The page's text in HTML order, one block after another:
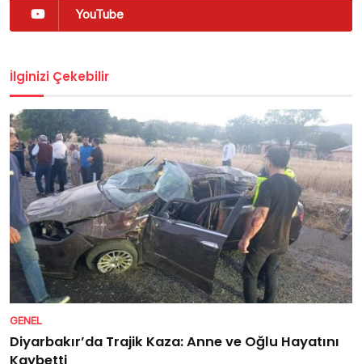
YouTube
İlginizi Çekebilir
GENEL
Diyarbakır’da Trajik Kaza: Anne ve Oğlu Hayatını